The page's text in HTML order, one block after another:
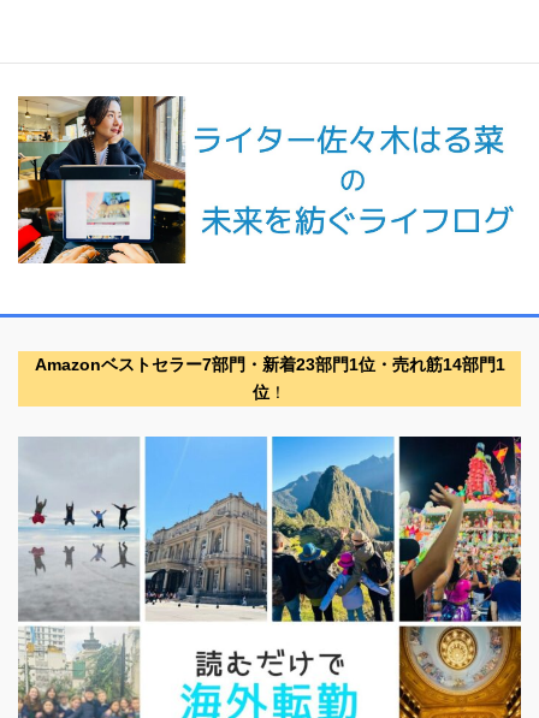
Amazonベストセラー7部門・新着23部門1位・売れ筋14部門1
位 ！